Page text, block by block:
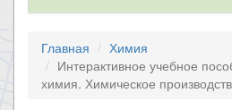
Главная
Химия
Интерактивное учебное
химия. Химическое